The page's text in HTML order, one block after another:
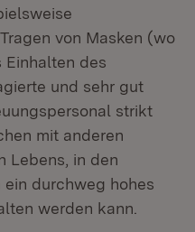
von Masken (wo
des
und sehr gut
strikt
mit anderen
Lebens, in den
durchweg hohes
werden kann.